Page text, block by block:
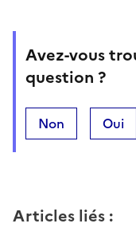
Avez-vous
question ?
Non Oui
Articles liés :